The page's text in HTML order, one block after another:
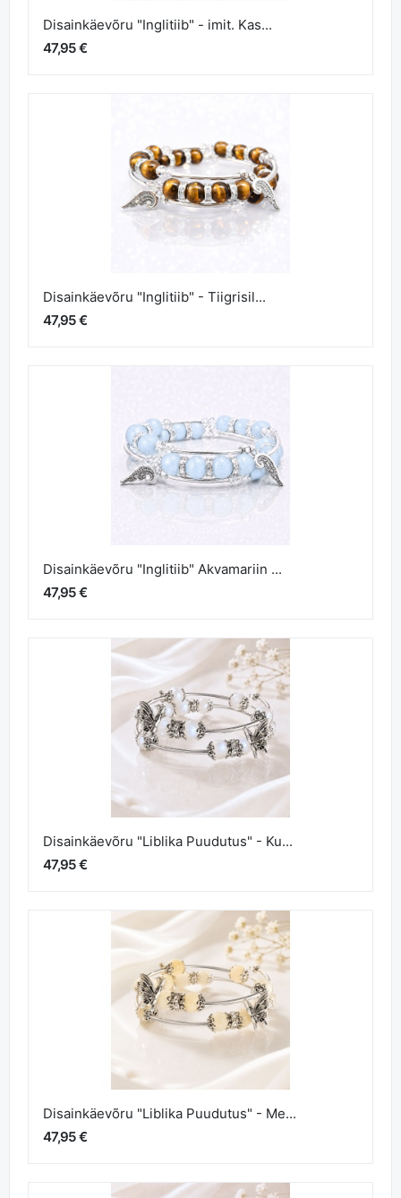
Disainkäevõru "Inglitiib" - imit. Kas...
47,95 €
Disainkäevõru "Inglitiib" - Tiigrisil...
47,95 €
Disainkäevõru "Inglitiib" Akvamariin ...
47,95 €
Disainkäevõru "Liblika Puudutus" - Ku...
47,95 €
Disainkäevõru "Liblika Puudutus" - Me...
47,95 €